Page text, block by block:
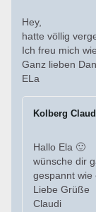
Hey,
hatte völlig
Ich freu mich
Ganz lieben
ELa
Kolberg
Hallo Ela 🙂
wünsche dir
gespannt wie
Liebe Grüße
Claudi